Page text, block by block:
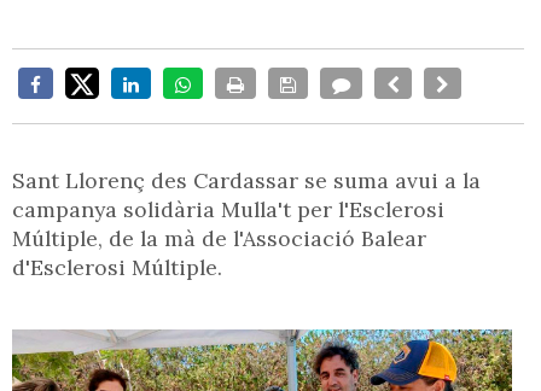
Sant Llorenç des Cardassar se suma avui a la
campanya solidària Mulla't per l'Esclerosi
Múltiple, de la mà de l'Associació Balear
d'Esclerosi Múltiple.